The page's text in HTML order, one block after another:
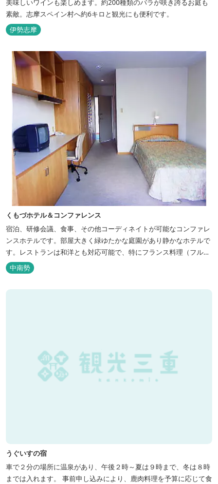
美味しいワインも楽しめます。約200種類のバラが咲き誇るお庭も
素敵。志摩スペイン村へ約6キロと観光にも便利です。
伊勢志摩
くもづホテル＆コンファレンス
宿泊、研修会議、食事、その他コーディネイトが可能なコンファレ
ンスホテルです。部屋大きく緑ゆたかな庭園があり静かなホテルで
す。レストランは和洋とも対応可能で、特にフランス料理（フルコ
ース）が人気あり是非ご賞味ください。
中南勢
うぐいすの宿
車で２分の場所に温泉があり、午後２時～夏は９時まで、冬は８時
までは入れます。 事前申し込みにより、鹿肉料理を予算に応じて食